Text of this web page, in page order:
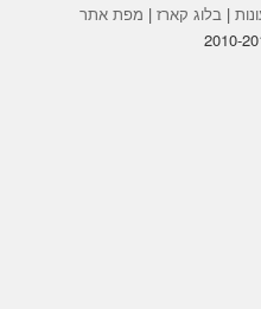
| בלוג קארז | מפת אתר